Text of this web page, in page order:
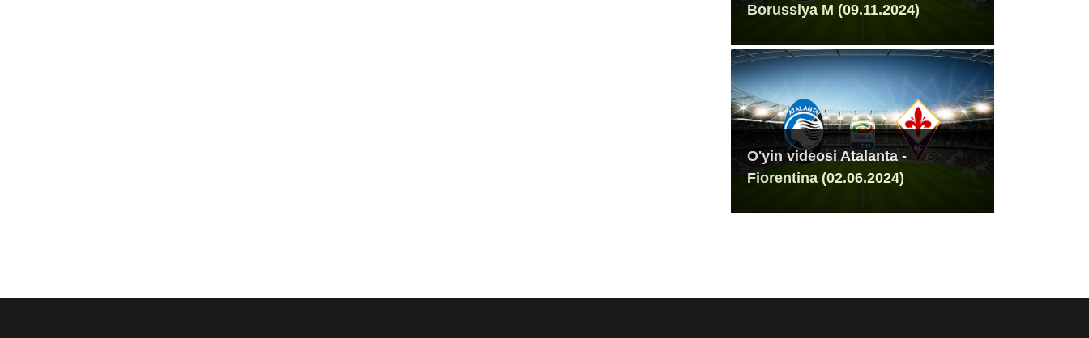
Borussiya M (09.11.2024)
O'yin videosi Atalanta -
Fiorentina (02.06.2024)